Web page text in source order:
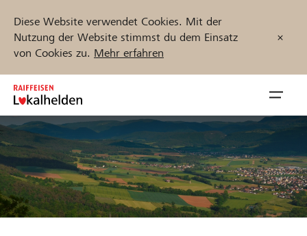
Diese Website verwendet Cookies. Mit der
Nutzung der Website stimmst du dem Einsatz
von Cookies zu. Mehr erfahren
Zum
Inhalt
springen
öffnen
Projekte und Organisationen finden
Jetzt starten